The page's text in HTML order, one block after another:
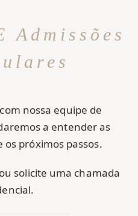
Admissões
nossa equipe de
a entender as
os próximos passos.
solicite uma chamada